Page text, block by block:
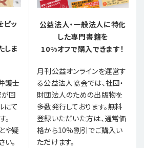
ピッ
しま
護士
回
にて
。
や疑
。
公益法人・一般法人に特化
した専門書籍を
10%オフで購入できます！
月刊公益オンラインを運営す
る公益法人協会では、社団・
財団法人のための出版物を
多数発行しております。無料
登録いただいた方は、通常価
格から10%割引でご購入い
ただけます。